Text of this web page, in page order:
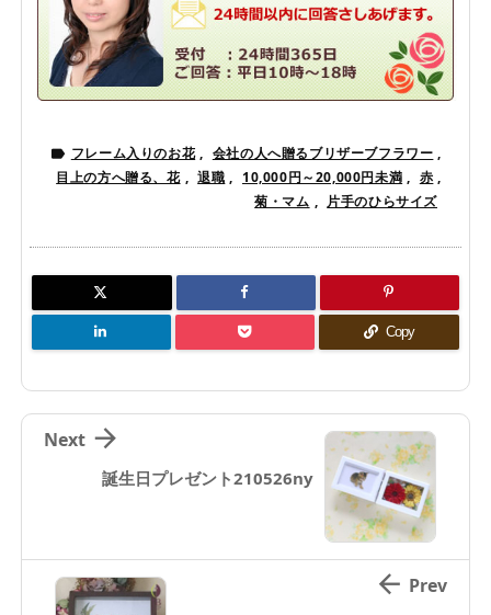
 フレーム入りのお花 , 会社の人へ贈るブリザーブフラワー ,
目上の方へ贈る、花 , 退職 , 10,000円～20,000円未満 , 赤 ,
菊・マム , 片手のひらサイズ
Copy
誕生日プレゼント210526ny

Next
 Prev